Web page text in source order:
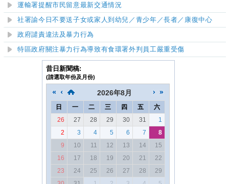
運輸署提醒市民留意最新交通情況
社署諭今日不要送子女或家人到幼兒／青少年／長者／康復中心
政府譴責違法及暴力行為
特區政府關注暴力行為導致有食環署外判員工嚴重受傷
昔日新聞稿:
(請選取年份及月份)
2026年8月
日 一 二 三 四 五
六
26
27 28 29 30 31
1
2
3 4 5 6 7
8
9
10 11 12 13 14
15
16
17 18 19 20 21
22
23
24 25 26 27 28
29